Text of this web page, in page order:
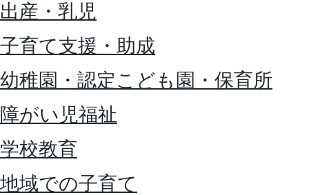
出産・乳児
子育て支援・助成
幼稚園・認定こども園・保育所
障がい児福祉
学校教育
地域での子育て